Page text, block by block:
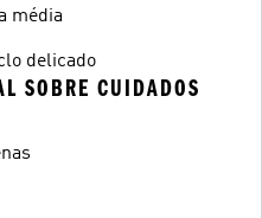
média
delicado
SOBRE CUIDADOS